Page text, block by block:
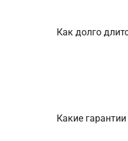
Как долго
Какие